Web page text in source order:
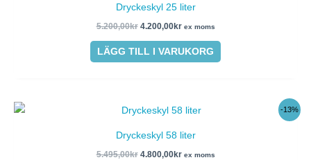
Dryckeskyl 25 liter
5.200,00kr
var:
5.200,00kr.
4.200,00kr
är:
4.200,00kr.
ex moms
LÄGG TILL I VARUKORG
-13%
Dryckeskyl 58 liter
5.495,00kr
Det
ursprungliga
var:
5.495,00kr.
4.800,00kr
Det
är:
4.800,00kr.
ex moms